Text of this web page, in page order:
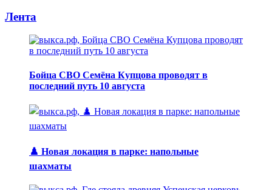
Лента
Бойца СВО Семёна Купцова проводят в
последний путь 10 августа
♟️ Новая локация в парке: напольные
шахматы